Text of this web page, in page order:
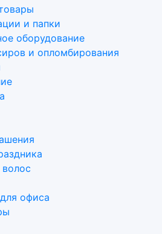
и папки
оборудование
и опломбирования
офиса